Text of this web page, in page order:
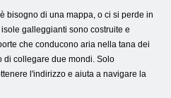
bisogno di una mappa, o ci si perde in
galleggianti sono costruite e
che conducono aria nella tana dei
di collegare due mondi. Solo
l'indirizzo e aiuta a navigare la